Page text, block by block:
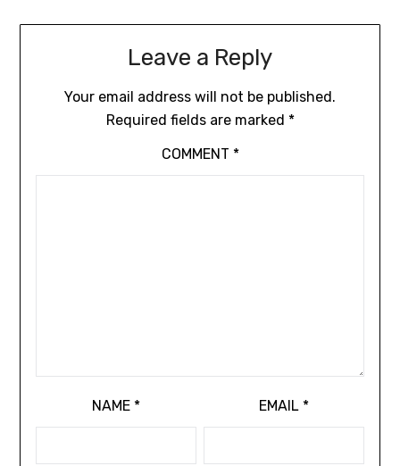
Leave a Reply
Your email address will not be published.
Required fields are marked *
COMMENT *
NAME * EMAIL *